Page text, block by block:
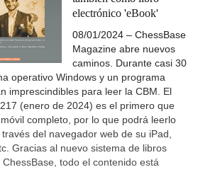
electrónico 'eBook'
08/01/2024 – ChessBase
Magazine abre nuevos
caminos. Durante casi 30
operativo Windows y un programa
imprescindibles para leer la CBM. El
(enero de 2024) es el primero que
completo, por lo que podrá leerlo
del navegador web de su iPad,
Gracias al nuevo sistema de libros
todo el contenido está